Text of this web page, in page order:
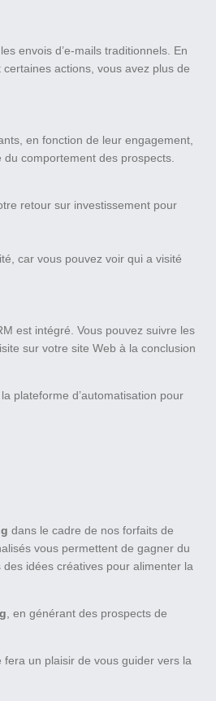
envois d’e-mails traditionnels. En
actions, vous avez plus de
en fonction de leur engagement,
comportement des prospects.
retour sur investissement pour
car vous pouvez voir qui a visité
est intégré. Vous pouvez suivre les
sur votre site Web à la conclusion
plateforme d’automatisation pour
dans le cadre de nos forfaits de
vous permettent de gagner du
idées créatives pour alimenter la
, en générant des prospects de
fera un plaisir de vous guider vers la